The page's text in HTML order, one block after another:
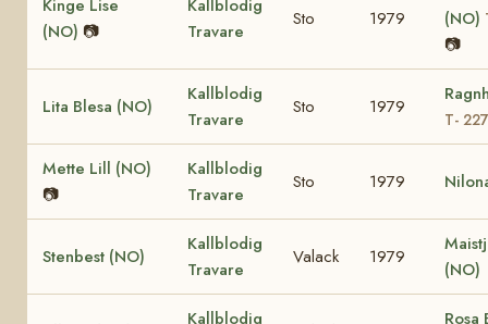
Kinge Lise
(NO) 📷
Kallblodig
Travare
Sto 1979
(NO)
📷
Lita Blesa (NO)
Kallblodig
Travare
Sto 1979
T-
Mette Lill (NO)
📷
Kallblodig
Travare
Sto 1979
Stenbest (NO)
Kallblodig
Travare
Valack 1979
(NO)
Kallblodig
Rosa